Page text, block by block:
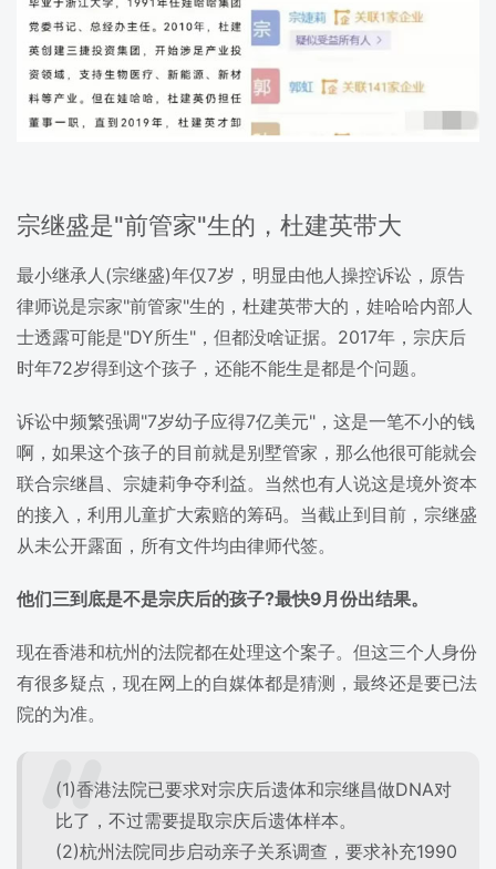
宗继盛是"前管家"生的，杜建英带大
最小继承人(宗继盛)年仅7岁，明显由他人操控诉讼，原告
律师说是宗家"前管家"生的，杜建英带大的，娃哈哈内部人
士透露可能是"DY所生"，但都没啥证据。2017年，宗庆后
时年72岁得到这个孩子，还能不能生是都是个问题。
诉讼中频繁强调"7岁幼子应得7亿美元"，这是一笔不小的钱
啊，如果这个孩子的目前就是别墅管家，那么他很可能就会
联合宗继昌、宗婕莉争夺利益。当然也有人说这是境外资本
的接入，利用儿童扩大索赔的筹码。当截止到目前，宗继盛
从未公开露面，所有文件均由律师代签。
他们三到底是不是宗庆后的孩子?最快9月份出结果。
现在香港和杭州的法院都在处理这个案子。但这三个人身份
有很多疑点，现在网上的自媒体都是猜测，最终还是要已法
院的为准。
(1)香港法院已要求对宗庆后遗体和宗继昌做DNA对
比了，不过需要提取宗庆后遗体样本。
(2)杭州法院同步启动亲子关系调查，要求补充1990